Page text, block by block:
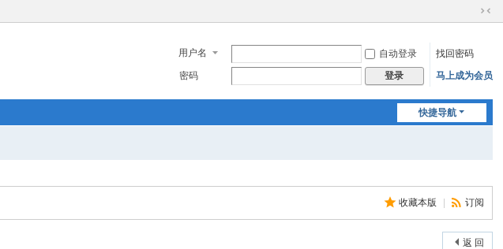
切
窄
版
用户名 自动登录
找回密码
密码
登录 马上成为会员
快捷导航
收藏本版 订阅
返 回